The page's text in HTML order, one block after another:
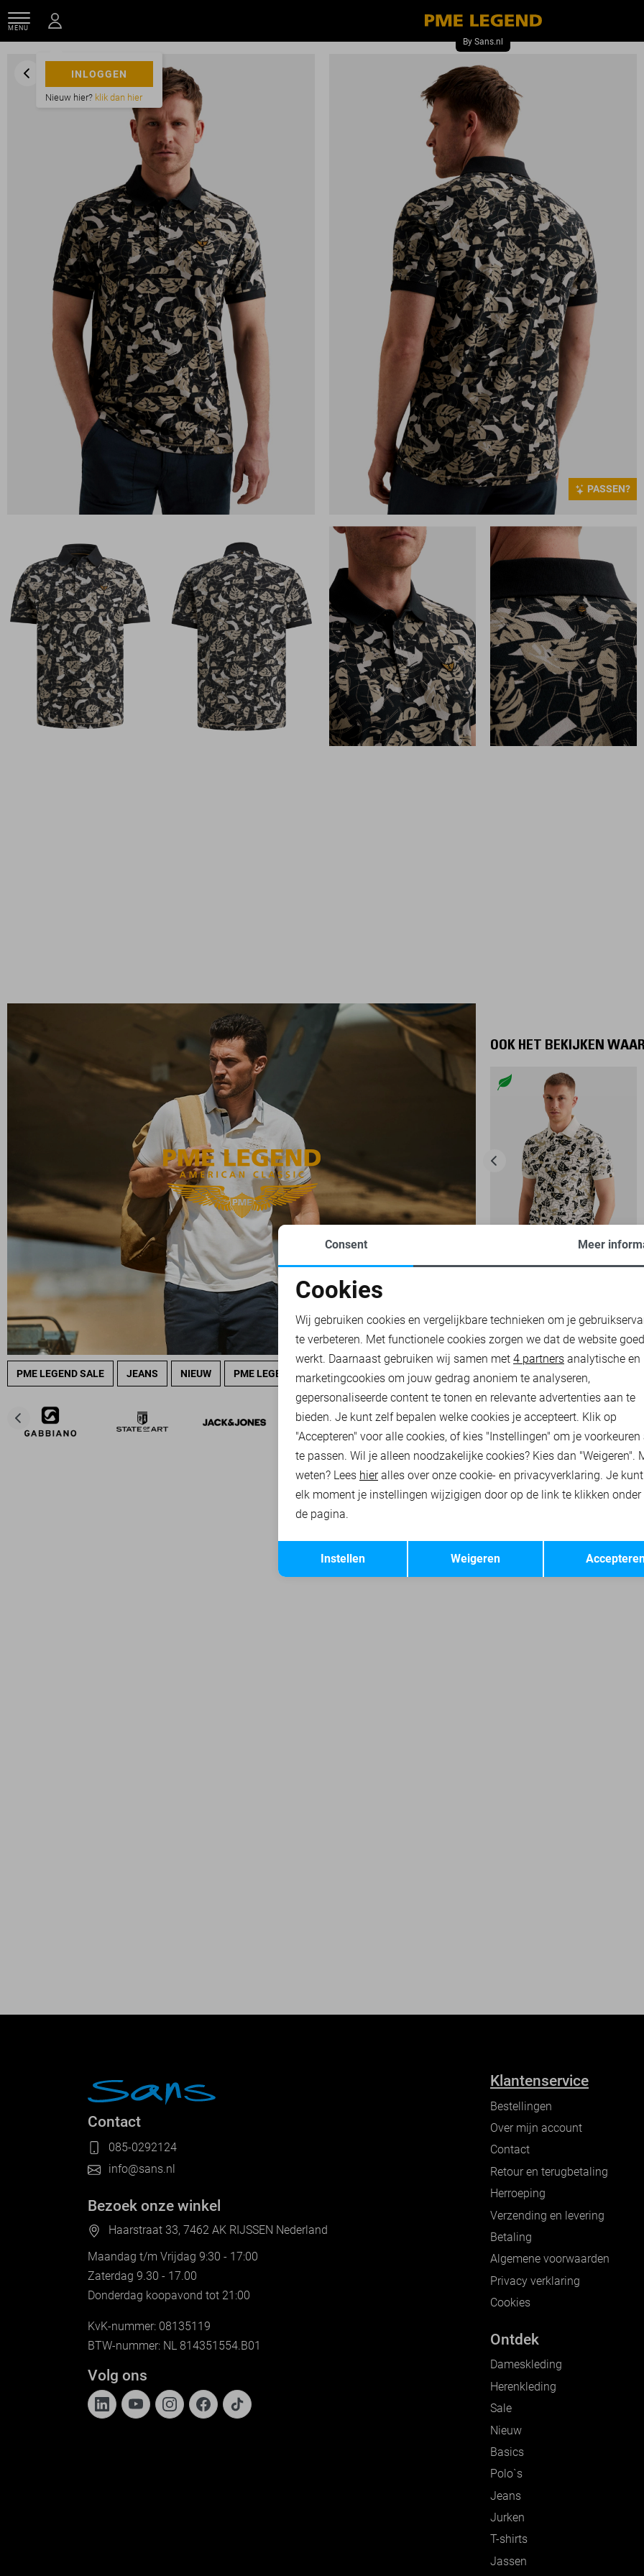
MENU
INLOGGEN
Nieuw hier? klik dan hier
PASSEN?
OOK HET BEKIJKEN
-50%
35,00 69,99
PME LEGEND SALE JEANS NIEUW PME LEGEND OVERHEMDEN PME LEGEND T-SHIRTS PME LEGEND POLO`S
Contact
085-0292124
info@sans.nl
Bezoek onze winkel
Haarstraat 33, 7462 AK RIJSSEN Nederland
Maandag t/m Vrijdag 9:30 - 17:00
Zaterdag 9.30 - 17.00
Donderdag koopavond tot 21:00
KvK-nummer: 08135119
BTW-nummer: NL 814351554.B01
Volg ons
Klantenservice
Bestellingen
Over mijn account
Contact
Retour en terugbetaling
Herroeping
Verzending en levering
Betaling
Algemene voorwaarden
Privacy verklaring
Cookies
Ontdek
Dameskleding
Herenkleding
Sale
Nieuw
Basics
Polo`s
Jeans
Jurken
T-shirts
Jassen
Noodzakelijke cookies
Analytische cookies Marketing cookies
Opslaan
Consent Meer
Cookies
Wij gebruiken cookies en vergelijkbare technieken om je
te verbeteren. Met functionele cookies zorgen we dat de website goed
werkt. Daarnaast gebruiken wij samen met 4 partners analytische en
marketingcookies om jouw gedrag anoniem te analyseren,
gepersonaliseerde content te tonen en relevante advertenties aan te
bieden. Je kunt zelf bepalen welke cookies je accepteert. Klik op
"Accepteren" voor alle cookies, of kies "Instellingen" om je voorkeuren
te passen. Wil je alleen noodzakelijke cookies? Kies dan "Weigeren".
weten? Lees hieralles over onze cookie- en privacyverklaring. Je
elk moment je instellingen wijzigigen door op de link te klikken onder
de pagina.
Weigeren
Instellen